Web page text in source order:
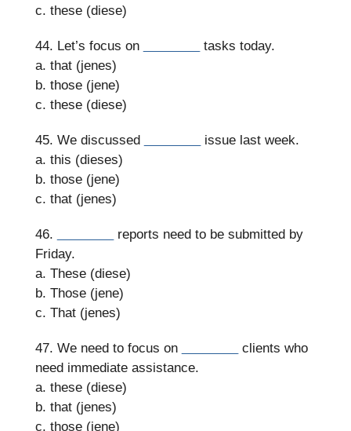
c. these (diese)
44. Let’s focus on
tasks today.
a. that (jenes)
b. those (jene)
c. these (diese)
45. We discussed
issue last week.
a. this (dieses)
b. those (jene)
c. that (jenes)
46.
reports need to be submitted by
Friday.
a. These (diese)
b. Those (jene)
c. That (jenes)
47. We need to focus on
clients who
need immediate assistance.
a. these (diese)
b. that (jenes)
c. those (jene)